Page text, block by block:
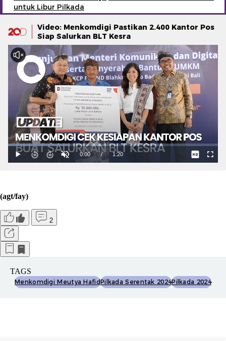
untuk Libur Pilkada
Video: Menkomdigi Pastikan 2.400 Kantor Pos
Siap Salurkan BLT Kesra
(agt/fay)
2
TAGS
Menkomdigi Meutya HafidPilkada Serentak 2024Pilkada 2024